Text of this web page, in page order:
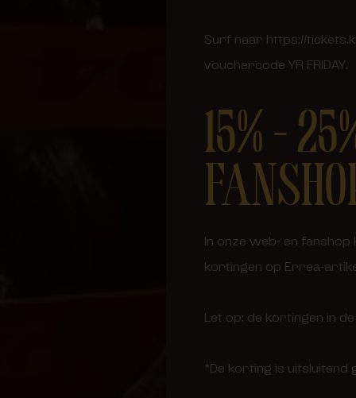
Surf naar https://
vouchercode YR FRIDAY.
15% –
In onze web- en
kortingen op Errea-
Let op: de kortingen in
*De korting is uitsluitend